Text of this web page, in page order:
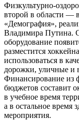
Физкультурно-
второй в области —
«Демография»,
Владимира Путина.
оборудование
разместится
использоваться в
дорожки, уличные и
Финансирование из
бюджетов составит
в учебное время
а в остальное время
мероприятия.